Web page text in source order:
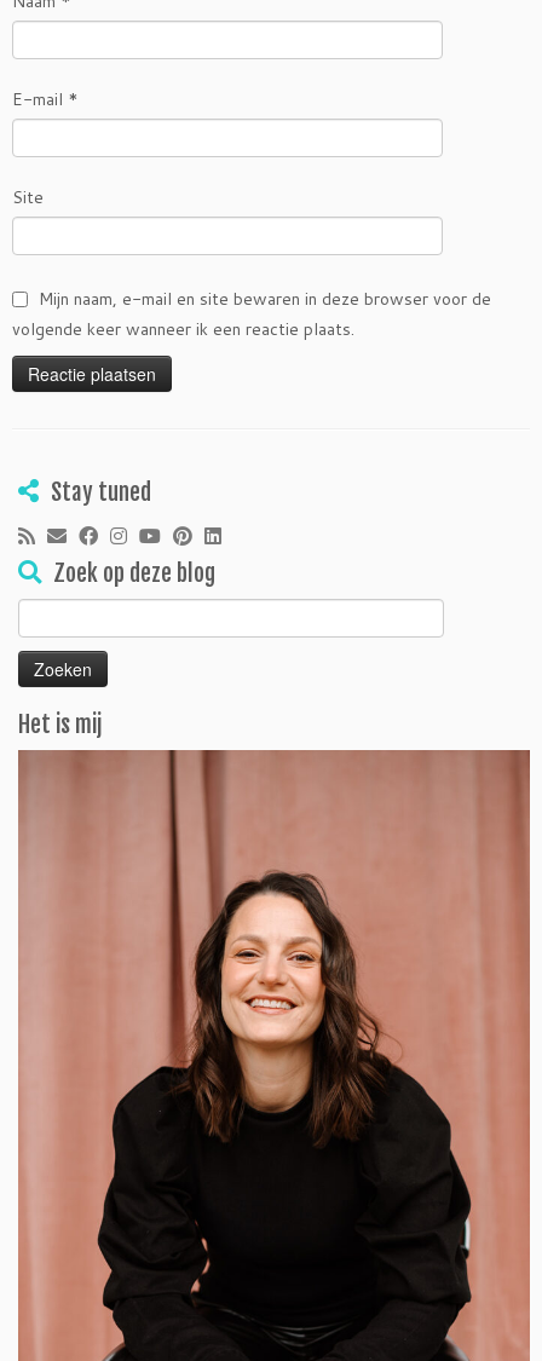
E-mail *
Site
Mijn naam, e-mail en site bewaren in deze browser voor de
volgende keer wanneer ik een reactie plaats.
Stay tuned
Zoek op deze blog
naar:
Het is mij